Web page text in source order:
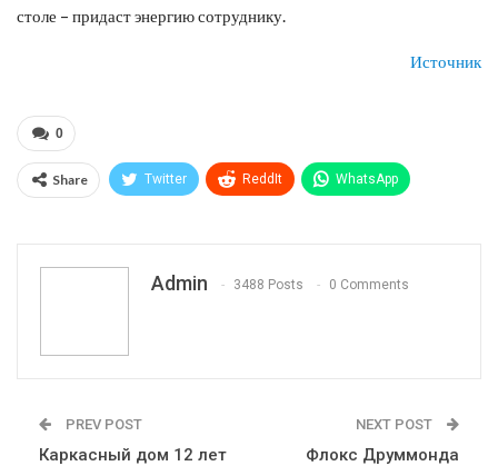
столе – придаст энергию сотруднику.
Источник
0
Share Twitter ReddIt WhatsApp
Admin 3488 Posts 0 Comments
PREV POST
Каркасный дом 12 лет
NEXT POST
Флокс Друммонда